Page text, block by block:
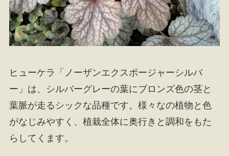
ヒューケラ「ノーザンエクスポージャーシルバ
ー」は、シルバーグレーの葉にブロンズ色の茎と
葉脈が走るシックな品種です。様々なの植物と色
がなじみやすく、植栽全体に奥行きと調和をもた
らしてくます。